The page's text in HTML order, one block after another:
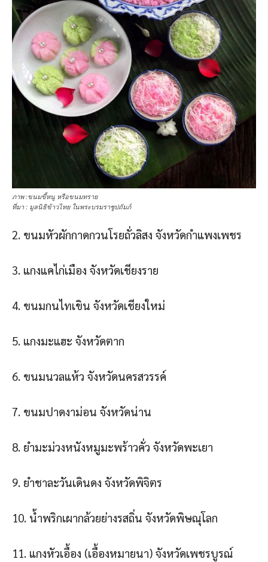
ภาพ :ขนมขี้หนู หรือขนมทราย
ที่มา : มูลนิธิข้าวไทย ในพระบรมราชูปถัมภ์
2. ขนมหัวผักกาดกวนโรยถั่วลิสง จังหวัดกําแพงเพชร
3. แกงแคไก่เมือง จังหวัดเชียงราย
4. ขนมกนไทเขิน จังหวัดเชียงใหม่
5. แกงมะแฮะ จังหวัดตาก
6. ขนมนวลแห้ว จังหวัดนครสวรรค์
7. ขนมปาดงาม่อน จังหวัดน่าน
8. ยํามะม่วงหนังหมูมะพร้าวคั่ว จังหวัดพะเยา
9. ยําชาละวันเดินดง จังหวัดพิจิตร
10. น้ําพริกเผากล้วยย่างรสถิ่น จังหวัดพิษณุโลก
11. แกงหัวเอื้อง (เอื้องหมายนา) จังหวัดเพชรบูรณ์